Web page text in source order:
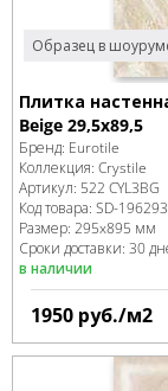
Образец в
Плитка
Beige 29,5х89,5
Бренд: Eurotile
Коллекция: Crystile
Артикул: 522 CYL3BG
Код товара: SD-196293
Размер: 295x895 мм
Сроки доставки: 30
в наличии
1950 руб./м2